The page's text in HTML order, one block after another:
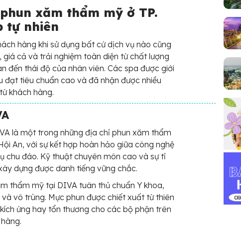
xăm thẩm mỹ ở TP.
tự nhiên
hàng khi sử dụng bất cứ dịch vụ nào cũng
giá cả và trải nghiệm toàn diện từ chất lượng
đến thái độ của nhân viên. Các spa được giới
đạt tiêu chuẩn cao và đã nhận được nhiều
khách hàng.
là một trong những địa chỉ phun xăm thẩm
An, với sự kết hợp hoàn hảo giữa công nghệ
chu đáo. Kỹ thuật chuyên môn cao và sự tỉ
dựng được danh tiếng vững chắc.
thẩm mỹ tại DIVA tuân thủ chuẩn Y khoa,
vô trùng. Mực phun được chiết xuất từ thiên
ứng hay tổn thương cho các bộ phận trên